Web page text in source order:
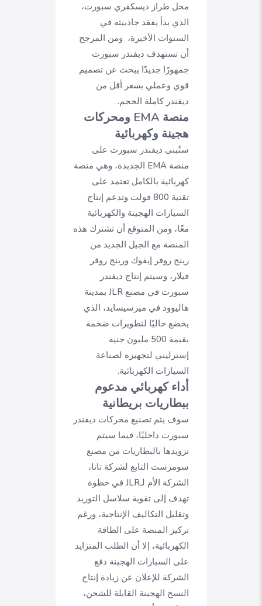
محل طراز ديسكفري سبورت،
الذي بدأ يفقد جاذبيته في
السنوات الأخيرة، ومن المرجح
أن تستهدف ديفندر سبورت
جمهورًا جديدًا يبحث عن تصميم
قوي وعملي بسعر أقل من
ديفندر كاملة الحجم.
منصة EMA ومحركات
هجينة وكهربائية
ستُبنى ديفندر سبورت على
منصة EMA الجديدة، وهي منصة
كهربائية بالكامل تعتمد على
تقنية 800 فولت وتدعم إنتاج
السيارات الهجينة والكهربائية
معًا، ومن المتوقع أن تشترك هذه
المنصة مع الجيل الجديد من
رينج روفر إيفوك ورينج روفر
فيلار، وسيتم إنتاج ديفندر
سبورت في مصنع JLR بمدينة
هاليوود في ميرسيسايد، الذي
يخضع حاليًا لتطويرات ضخمة
بقيمة 500 مليون جنيه
إسترليني لتجهيزه لصناعة
السيارات الكهربائية.
أداء كهربائي مدعوم
ببطاريات بريطانية
سوف يتم تصنيع محركات ديفندر
سبورت داخليًا، فيما سيتم
تزويدها بالبطاريات من مصنع
سومرست التابع لشركة تاتا،
الشركة الأم لـJLR في خطوة
تهدف إلى تقوية سلاسل التوريد
وتقليل التكاليف الإنتاجية، ورغم
تركيز المنصة على الطاقة
الكهربائية، إلا أن الطلب المتزايد
على السيارات الهجينة دفع
الشركة للإعلان عن زيادة إنتاج
النسخ الهجينة القابلة للشحن،